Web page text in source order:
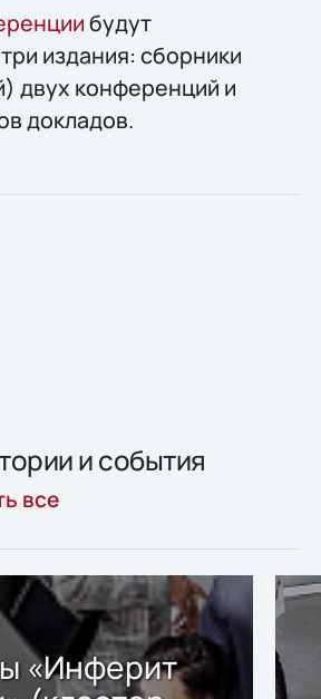
будут
издания: сборники
двух конференций и
докладов.
и события
все
«Инферит